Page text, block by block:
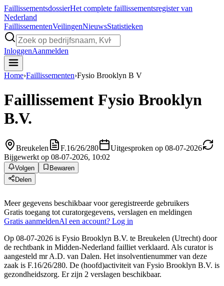
FaillissementsdossierHet complete faillissementsregister van
Nederland
FaillissementenVeilingenNieuwsStatistieken
InloggenAanmelden
Home›Faillissementen›Fysio Brooklyn B V
Faillissement Fysio Brooklyn
B.V.
Breukelen F.16/26/280
Uitgesproken op 08-07-2026
Bijgewerkt op 08-07-2026, 10:02
Volgen
Bewaren
Delen
Meer gegevens beschikbaar voor geregistreerde gebruikers
Gratis toegang tot curatorgegevens, verslagen en meldingen
Gratis aanmeldenAl een account? Log in
Op 08-07-2026 is Fysio Brooklyn B.V. te Breukelen (Utrecht) door
de rechtbank in Midden-Nederland failliet verklaard. Als curator is
aangesteld mr A.D. van Dalen. Het insolventienummer van deze
zaak is F.16/26/280. De (hoofd)activiteit van Fysio Brooklyn B.V. is
gezondheidszorg. Er zijn 2 verslagen beschikbaar.